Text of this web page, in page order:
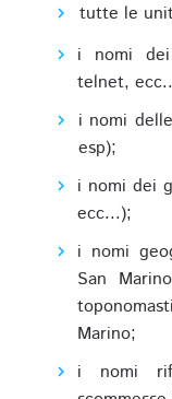
tutte le
i nomi
telnet,
i nomi
esp);
i nomi dei
ecc...);
i nomi
San
Marino;
i nomi